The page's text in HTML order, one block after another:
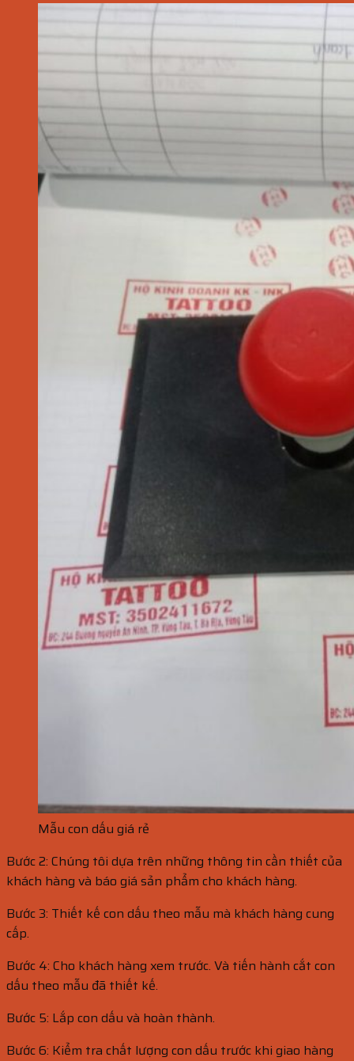
Mẫu con dấu giá rẻ
Bước 2: Chúng tôi dựa trên những thông tin cần thiết của
khách hàng và báo giá sản phẩm cho khách hàng.
Bước 3: Thiết kế con dấu theo mẫu mà khách hàng cung
cấp.
Bước 4: Cho khách hàng xem trước. Và tiến hành cắt con
dấu theo mẫu đã thiết kế.
Bước 5: Lắp con dấu và hoàn thành.
Bước 6: Kiểm tra chất lượng con dấu trước khi giao hàng